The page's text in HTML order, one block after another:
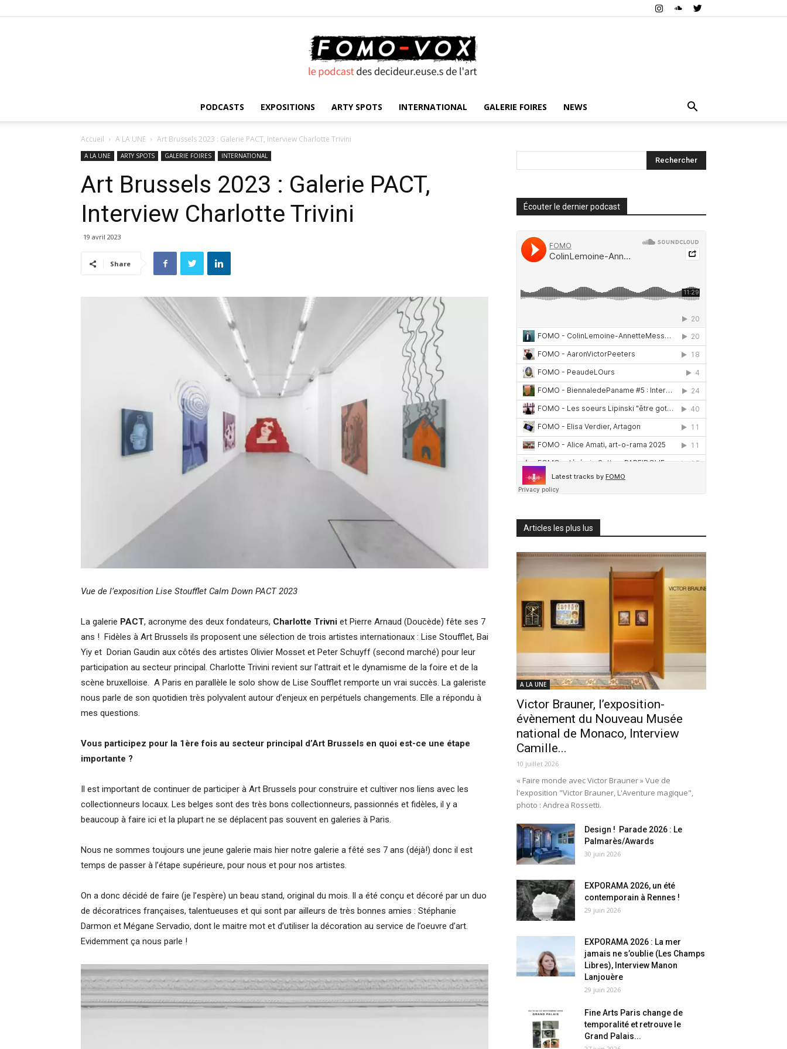
VOX
PODCASTS EXPOSITIONS ARTY SPOTS INTERNATIONAL GALERIE FOIRES NEWS
Accueil A LA UNE Art Brussels 2023 : Galerie PACT, Interview Charlotte Trivini
A LA UNE ARTY SPOTS GALERIE FOIRES INTERNATIONAL
Art Brussels 2023 : Galerie PACT,
Interview Charlotte Trivini
19 avril 2023
Share
Vue de l’exposition Lise Stoufflet Calm Down PACT 2023
La galerie PACT, acronyme des deux fondateurs, Charlotte Trivni et Pierre Arnaud (Doucède) fête ses 7
ans ! Fidèles à Art Brussels ils proposent une sélection de trois artistes internationaux : Lise Stoufflet, Bai
Yiy et Dorian Gaudin aux côtés des artistes Olivier Mosset et Peter Schuyff (second marché) pour leur
participation au secteur principal. Charlotte Trivini revient sur l’attrait et le dynamisme de la foire et de la
scène bruxelloise. A Paris en parallèle le solo show de Lise Soufflet remporte un vrai succès. La galeriste
nous parle de son quotidien très polyvalent autour d’enjeux en perpétuels changements. Elle a répondu à
mes questions.
Vous participez pour la 1ère fois au secteur principal d’Art Brussels en quoi est-ce une étape
importante ?
Il est important de continuer de participer à Art Brussels pour construire et cultiver nos liens avec les
collectionneurs locaux. Les belges sont des très bons collectionneurs, passionnés et fidèles, il y a
beaucoup à faire ici et la plupart ne se déplacent pas souvent en galeries à Paris.
Nous ne sommes toujours une jeune galerie mais hier notre galerie a fêté ses 7 ans (déjà!) donc il est
temps de passer à l’étape supérieure, pour nous et pour nos artistes.
On a donc décidé de faire (je l’espère) un beau stand, original du mois. Il a été conçu et décoré par un duo
de décoratrices françaises, talentueuses et qui sont par ailleurs de très bonnes amies : Stéphanie
Darmon et Mégane Servadio, dont le maitre mot et d’utiliser la décoration au service de l’oeuvre d’art.
Evidemment ça nous parle !
Écouter le dernier podcast
Articles les plus lus
A LA UNE
Victor Brauner, l’exposition-
évènement du Nouveau Musée
national de Monaco, Interview
Camille...
10 juillet 2026
« Faire monde avec Victor Brauner » Vue de
l'exposition "Victor Brauner, L'Aventure magique",
photo : Andrea Rossetti.
Design ! Parade 2026 : Le
Palmarès/Awards
30 juin 2026
EXPORAMA 2026, un été
contemporain à Rennes !
29 juin 2026
EXPORAMA 2026 : La mer
jamais ne s’oublie (Les Champs
Libres), Interview Manon
Lanjouère
29 juin 2026
Fine Arts Paris change de
temporalité et retrouve le
Grand Palais...